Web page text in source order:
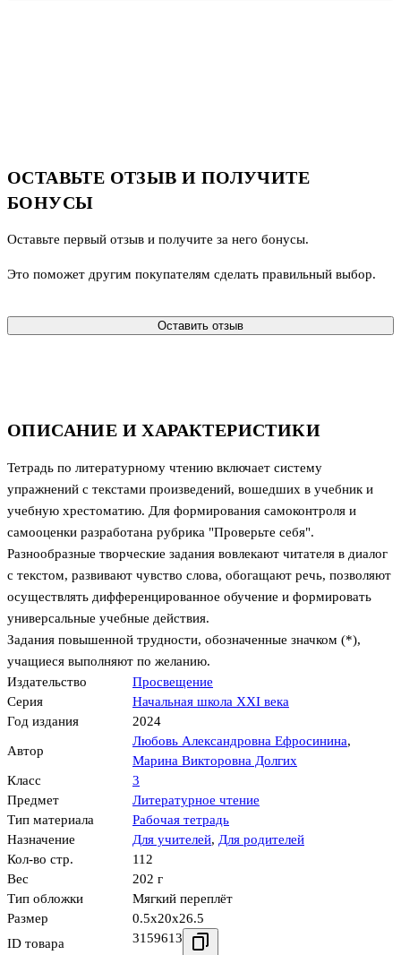
ОПИСАНИЕ И ХАРАКТЕРИСТИКИ
Тетрадь по литературному чтению включает систему
упражнений с текстами произведений, вошедших в учебник и
учебную хрестоматию. Для формирования самоконтроля и
самооценки разработана рубрика "Проверьте себя".
Разнообразные творческие задания вовлекают читателя в диалог
с текстом, развивают чувство слова, обогащают речь, позволяют
осуществлять дифференцированное обучение и формировать
универсальные учебные действия.
Задания повышенной трудности, обозначенные значком (*),
учащиеся выполняют по желанию.
Издательство
Просвещение
Серия
Начальная школа XXI века
Год издания
2024
Автор
Любовь Александровна Ефросинина,
Марина Викторовна Долгих
Класс
3
Предмет
Литературное чтение
Тип материала
Рабочая тетрадь
Назначение
Для учителей, Для родителей
Кол-во стр.
112
Вес
202 г
Тип обложки
Мягкий переплёт
Размер
0.5x20x26.5
ID товара
3159613
ОСТАВЬТЕ ОТЗЫВ И ПОЛУЧИТЕ
БОНУСЫ
Оставьте первый отзыв и получите за него бонусы.
Это поможет другим покупателям сделать правильный выбор.
Оставить отзыв